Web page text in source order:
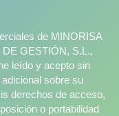
de MINORISA
GESTIÓN, S.L.,
leído y acepto sin
sobre su
derechos de acceso,
o portabilidad